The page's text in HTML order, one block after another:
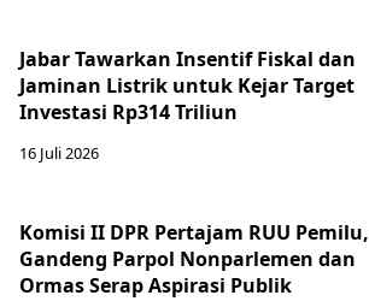
Jabar Tawarkan Insentif Fiskal dan
Jaminan Listrik untuk Kejar Target
Investasi Rp314 Triliun
16 Juli 2026
Komisi II DPR Pertajam RUU Pemilu,
Gandeng Parpol Nonparlemen dan
Ormas Serap Aspirasi Publik